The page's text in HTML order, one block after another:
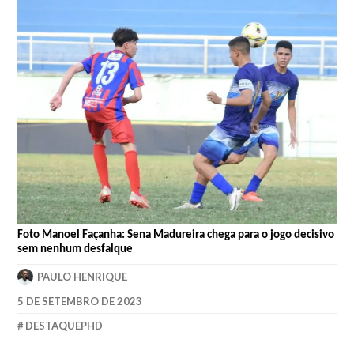
Foto Manoel Façanha: Sena Madureira chega para o jogo decisivo
sem nenhum desfalque
PAULO HENRIQUE
5 DE SETEMBRO DE 2023
DESTAQUEPHD